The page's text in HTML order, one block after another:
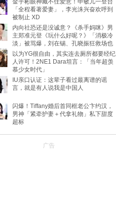
金宇彬眼神藏不住爱意！申敏儿一登台
「全程看著爱妻」，李光洙兴奋欢呼到
被制止 XD
内向社恐还是没诚意？《杀手妈咪》男
主郑准元登《玩什么好呢？》「消极冷
淡」被骂爆，刘在锡、孔晓振狂救场也
动
以为YG很自由，其实连去厕所都要经纪
人许可！2NE1 Dara坦言：「当年超羡
慕少女时代」
IU亲口认证：这辈子看过最离谱的谣
言，就是有人说我是中国人
闪爆！Tiffany婚后首同框老公卞约汉，
男神「紧牵护妻＋代拿礼物」私下甜度
超标
广告